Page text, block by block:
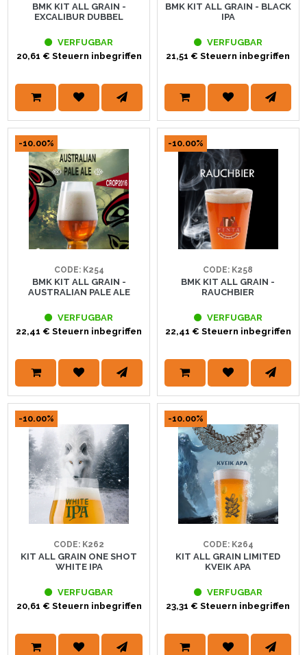
BMK KIT ALL GRAIN -
EXCALIBUR DUBBEL
VERFUGBAR
20,61 € Steuern inbegriffen
BMK KIT ALL GRAIN - BLACK
IPA
VERFUGBAR
21,51 € Steuern inbegriffen
-10.00%
CODE: K254
BMK KIT ALL GRAIN -
AUSTRALIAN PALE ALE
VERFUGBAR
22,41 € Steuern inbegriffen
-10.00%
CODE: K258
BMK KIT ALL GRAIN -
RAUCHBIER
VERFUGBAR
22,41 € Steuern inbegriffen
-10.00%
CODE: K262
KIT ALL GRAIN ONE SHOT
WHITE IPA
VERFUGBAR
20,61 € Steuern inbegriffen
-10.00%
CODE: K264
KIT ALL GRAIN LIMITED
KVEIK APA
VERFUGBAR
23,31 € Steuern inbegriffen